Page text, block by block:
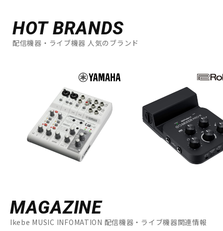
HOT BRANDS
配信機器・ライブ機器 人気のブランド
MAGAZINE
Ikebe MUSIC INFOMATION 配信機器・ライブ機器関連情報